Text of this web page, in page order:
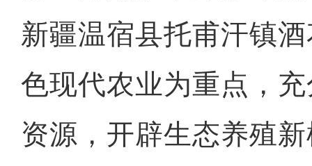
新疆温宿县托甫汗镇
色现代农业为重点，
资源，开辟生态养殖